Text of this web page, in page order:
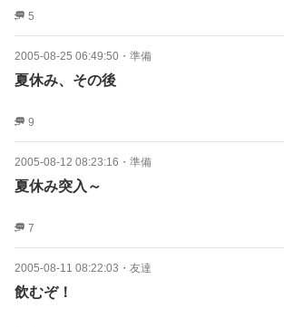
5
2005-08-25 06:49:50 ・ 準備
夏休み、その後
9
2005-08-12 08:23:16 ・ 準備
夏休み突入～
7
2005-08-11 08:22:03 ・ 友達
飲むぞ！